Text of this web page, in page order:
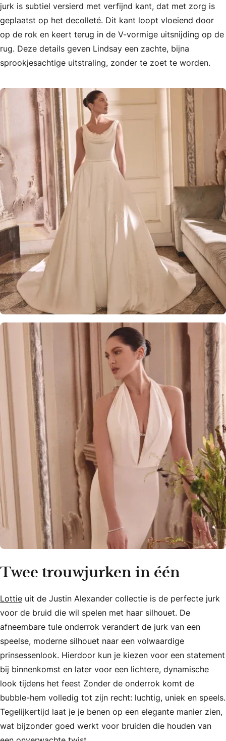
jurk is subtiel versierd met verfijnd kant, dat met zorg is
geplaatst op het decolleté. Dit kant loopt vloeiend door
op de rok en keert terug in de V-vormige uitsnijding op de
rug. Deze details geven Lindsay een zachte, bijna
sprookjesachtige uitstraling, zonder te zoet te worden.
Twee trouwjurken in één
Lottie uit de Justin Alexander collectie is de perfecte jurk
voor de bruid die wil spelen met haar silhouet. De
afneembare tule onderrok verandert de jurk van een
speelse, moderne silhouet naar een volwaardige
prinsessenlook. Hierdoor kun je kiezen voor een statement
bij binnenkomst en later voor een lichtere, dynamische
look tijdens het feest Zonder de onderrok komt de
bubble-hem volledig tot zijn recht: luchtig, uniek en speels.
Tegelijkertijd laat je je benen op een elegante manier zien,
wat bijzonder goed werkt voor bruiden die houden van